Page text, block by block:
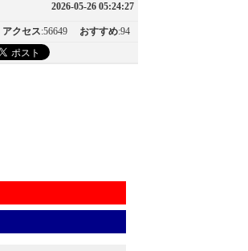
2026-05-26 05:24:27
アクセス:56649 おすすめ:94